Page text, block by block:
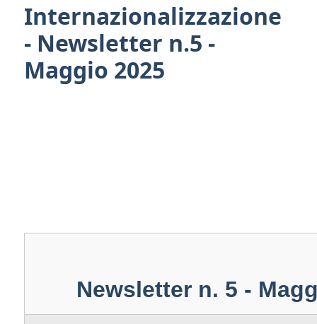
Internazionalizzazione
- Newsletter n.5 -
Maggio 2025
Newsletter n. 5 -